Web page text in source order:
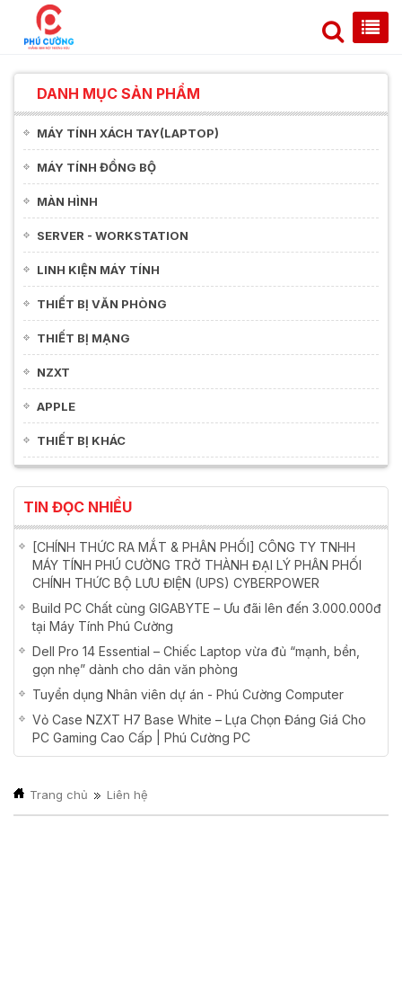
DANH MỤC SẢN PHẨM
MÁY TÍNH XÁCH TAY(LAPTOP)
MÁY TÍNH ĐỒNG BỘ
MÀN HÌNH
SERVER - WORKSTATION
LINH KIỆN MÁY TÍNH
THIẾT BỊ VĂN PHÒNG
THIẾT BỊ MẠNG
NZXT
APPLE
THIẾT BỊ KHÁC
TIN ĐỌC NHIỀU
[CHÍNH THỨC RA MẮT & PHÂN PHỐI] CÔNG TY TNHH
MÁY TÍNH PHÚ CƯỜNG TRỞ THÀNH ĐẠI LÝ PHÂN PHỐI
CHÍNH THỨC BỘ LƯU ĐIỆN (UPS) CYBERPOWER
Build PC Chất cùng GIGABYTE – Ưu đãi lên đến 3.000.000đ
tại Máy Tính Phú Cường
Dell Pro 14 Essential – Chiếc Laptop vừa đủ “mạnh, bền,
gọn nhẹ” dành cho dân văn phòng
Tuyển dụng Nhân viên dự án - Phú Cường Computer
Vỏ Case NZXT H7 Base White – Lựa Chọn Đáng Giá Cho
PC Gaming Cao Cấp | Phú Cường PC
Trang chủ Liên hệ